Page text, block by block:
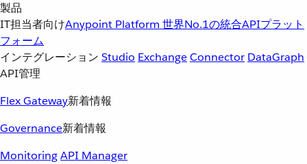
製品
IT担当者向けAnypoint Platform 世界No.1の統合APIプラット
フォーム
インテグレーション Studio ExchangeConnector DataGraph
API管理
Flex Gateway新着情報
Governance新着情報
MonitoringAPI Manager